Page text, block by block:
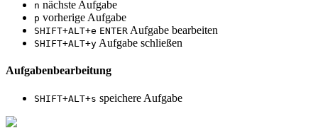
n nächste Aufgabe
p vorherige Aufgabe
SHIFT+ALT+e ENTER Aufgabe bearbeiten
SHIFT+ALT+y Aufgabe schließen
Aufgabenbearbeitung
SHIFT+ALT+s speichere Aufgabe